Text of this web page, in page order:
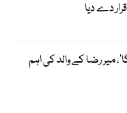
دے دیا
میر رضا کے والد کی اہم